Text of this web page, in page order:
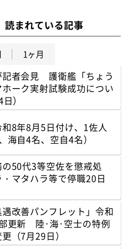
読まれている記事
1ヶ月
記者会見 護衛艦「ちょう
ーク実射試験成功につい
）
8年8月5日付け、1佐人
海自4名、空自4名）
50代3等空佐を懲戒処
マタハラ等で停職20日
遇改善パンフレット」令和
更新 陸･海･空士の特例
（7月29日）